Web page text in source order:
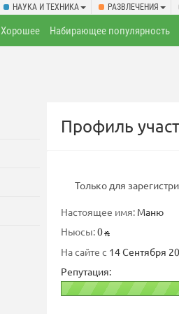
НАУКА И ТЕХНИКА РАЗВЛЕЧЕНИЯ
Хорошее Набирающее популярность
Профиль
Только для
Настоящее имя: Маню
Ньюсы:0
На сайте с 14 Сентября
Репутация: